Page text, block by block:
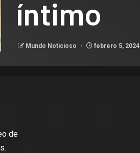
íntimo
Mundo Noticioso febrero 5, 2024
de